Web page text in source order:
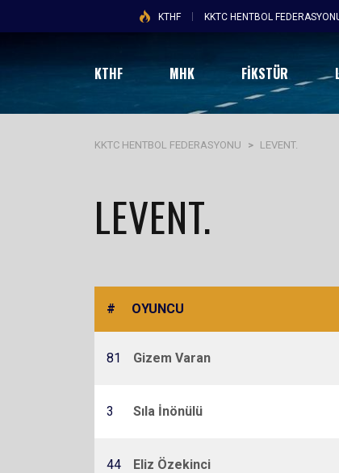
KTHF KKTC HENTBOL
KTHF MHK FİKSTÜR
KKTC HENTBOL FEDERASYONU > LEVENT.
LEVENT.
# OYUNCU
81 Gizem Varan
3 Sıla İnönülü
44 Eliz Özekinci